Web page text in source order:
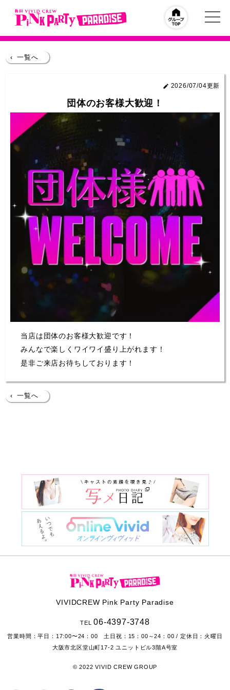
‹ 一覧へ
2026/07/04更新
団体のお客様大歓迎！
当店は団体のお客様大歓迎です！
みんなで楽しくワイワイ盛り上がれます！
是非ご来店お待ちしております！
‹ 一覧へ
VIVIDCREW Pink Party Paradise
TEL06-4397-3748
営業時間：平日：17:00〜24：00 土日祝：15：00～24：00 / 定休日：火曜日
大阪市北区堂山町17-2 ユニットビル3階A号室
© 2022 VIVID CREW GROUP